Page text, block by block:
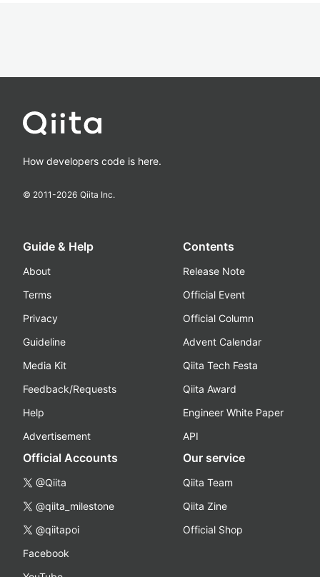
How developers code is here.
© 2011-2026 Qiita Inc.
Guide & Help
About
Terms
Privacy
Guideline
Media Kit
Feedback/Requests
Help
Advertisement
Contents
Release Note
Official Event
Official Column
Advent Calendar
Qiita Tech Festa
Qiita Award
Engineer White Paper
API
Official Accounts
@Qiita
@qiita_milestone
@qiitapoi
Facebook
Our service
Qiita Team
Qiita Zine
Official Shop